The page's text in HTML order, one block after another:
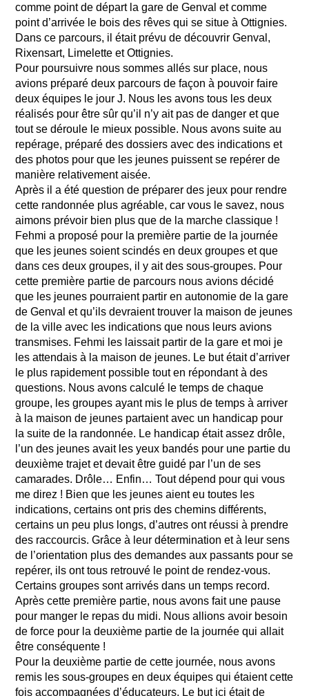
comme point de départ la gare de Genval et comme
point d’arrivée le bois des rêves qui se situe à Ottignies.
Dans ce parcours, il était prévu de découvrir Genval,
Rixensart, Limelette et Ottignies.
Pour poursuivre nous sommes allés sur place, nous
avions préparé deux parcours de façon à pouvoir faire
deux équipes le jour J. Nous les avons tous les deux
réalisés pour être sûr qu’il n’y ait pas de danger et que
tout se déroule le mieux possible. Nous avons suite au
repérage, préparé des dossiers avec des indications et
des photos pour que les jeunes puissent se repérer de
manière relativement aisée.
Après il a été question de préparer des jeux pour rendre
cette randonnée plus agréable, car vous le savez, nous
aimons prévoir bien plus que de la marche classique !
Fehmi a proposé pour la première partie de la journée
que les jeunes soient scindés en deux groupes et que
dans ces deux groupes, il y ait des sous-groupes. Pour
cette première partie de parcours nous avions décidé
que les jeunes pourraient partir en autonomie de la gare
de Genval et qu’ils devraient trouver la maison de jeunes
de la ville avec les indications que nous leurs avions
transmises. Fehmi les laissait partir de la gare et moi je
les attendais à la maison de jeunes. Le but était d’arriver
le plus rapidement possible tout en répondant à des
questions. Nous avons calculé le temps de chaque
groupe, les groupes ayant mis le plus de temps à arriver
à la maison de jeunes partaient avec un handicap pour
la suite de la randonnée. Le handicap était assez drôle,
l’un des jeunes avait les yeux bandés pour une partie du
deuxième trajet et devait être guidé par l’un de ses
camarades. Drôle… Enfin… Tout dépend pour qui vous
me direz ! Bien que les jeunes aient eu toutes les
indications, certains ont pris des chemins différents,
certains un peu plus longs, d’autres ont réussi à prendre
des raccourcis. Grâce à leur détermination et à leur sens
de l’orientation plus des demandes aux passants pour se
repérer, ils ont tous retrouvé le point de rendez-vous.
Certains groupes sont arrivés dans un temps record.
Après cette première partie, nous avons fait une pause
pour manger le repas du midi. Nous allions avoir besoin
de force pour la deuxième partie de la journée qui allait
être conséquente !
Pour la deuxième partie de cette journée, nous avons
remis les sous-groupes en deux équipes qui étaient cette
fois accompagnées d’éducateurs. Le but ici était de